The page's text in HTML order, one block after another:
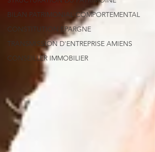
BILAN PATRIMONIAL COMPORTEMENTAL
CONSTITUTION EPARGNE
TRANSMISSION D'ENTREPRISE AMIENS
CONSEILLER IMMOBILIER